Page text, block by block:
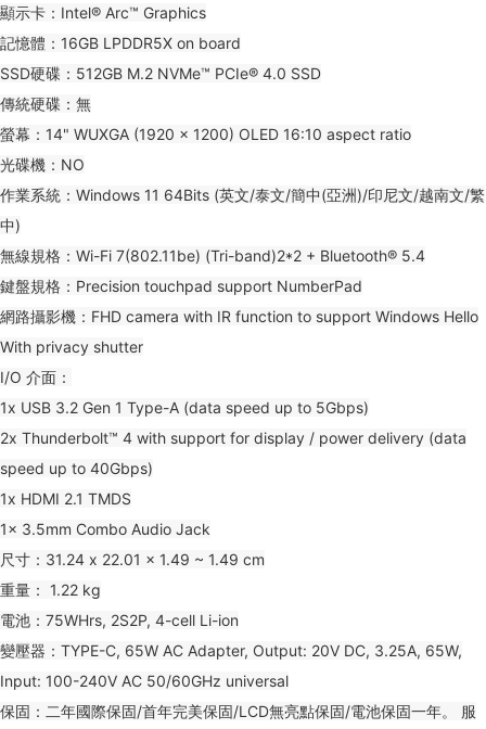
顯示卡：Intel® Arc™ Graphics
記憶體：16GB LPDDR5X on board
SSD硬碟：512GB M.2 NVMe™ PCIe® 4.0 SSD
傳統硬碟：無
螢幕：14" WUXGA (1920 x 1200) OLED 16:10 aspect ratio
光碟機：NO
作業系統：Windows 11 64Bits (英文/泰文/簡中(亞洲)/印尼文/越南文/繁
中)
無線規格：Wi-Fi 7(802.11be) (Tri-band)2*2 + Bluetooth® 5.4
鍵盤規格：Precision touchpad support NumberPad
網路攝影機：FHD camera with IR function to support Windows Hello
With privacy shutter
I/O 介面：
1x USB 3.2 Gen 1 Type-A (data speed up to 5Gbps)
2x Thunderbolt™ 4 with support for display / power delivery (data
speed up to 40Gbps)
1x HDMI 2.1 TMDS
1x 3.5mm Combo Audio Jack
尺寸：31.24 x 22.01 x 1.49 ~ 1.49 cm
重量： 1.22 kg
電池：75WHrs, 2S2P, 4-cell Li-ion
變壓器：TYPE-C, 65W AC Adapter, Output: 20V DC, 3.25A, 65W,
Input: 100-240V AC 50/60GHz universal
保固：二年國際保固/首年完美保固/LCD無亮點保固/電池保固一年。 服